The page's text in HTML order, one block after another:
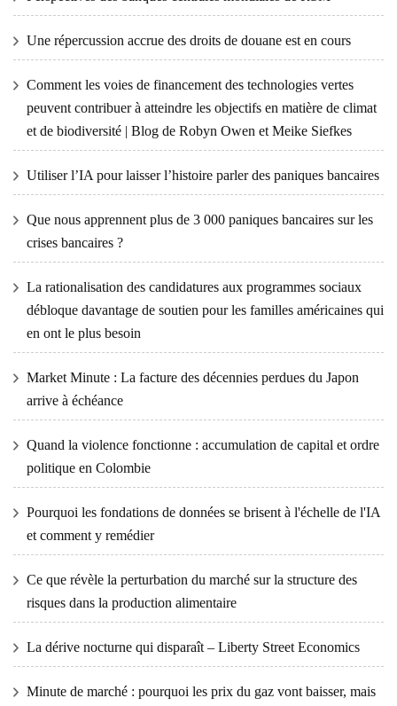
Une répercussion accrue des droits de douane est en cours
Comment les voies de financement des technologies vertes
peuvent contribuer à atteindre les objectifs en matière de climat
et de biodiversité | Blog de Robyn Owen et Meike Siefkes
Utiliser l’IA pour laisser l’histoire parler des paniques bancaires
Que nous apprennent plus de 3 000 paniques bancaires sur les
crises bancaires ?
La rationalisation des candidatures aux programmes sociaux
débloque davantage de soutien pour les familles américaines qui
en ont le plus besoin
Market Minute : La facture des décennies perdues du Japon
arrive à échéance
Quand la violence fonctionne : accumulation de capital et ordre
politique en Colombie
Pourquoi les fondations de données se brisent à l'échelle de l'IA
et comment y remédier
Ce que révèle la perturbation du marché sur la structure des
risques dans la production alimentaire
La dérive nocturne qui disparaît – Liberty Street Economics
Minute de marché : pourquoi les prix du gaz vont baisser, mais